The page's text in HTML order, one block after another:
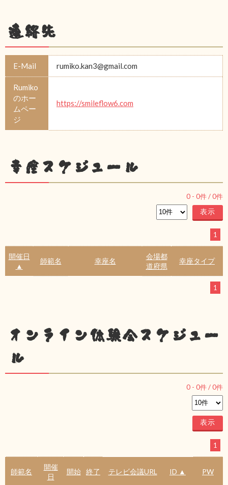
連絡先
E-Mail rumiko.kan3@gmail.com
Rumiko
のホー
ムペー
ジ
https://smileflow6.com
幸座スケジュール
0 - 0件 /0件
1
開催日
▲
師範名 幸座名
会場都
道府県
幸座タイプ
1
オンライン体験会スケジュー
ル
0 - 0件 /0件
1
師範名
開催
日
開始 終了 テレビ会議URL ID ▲ PW